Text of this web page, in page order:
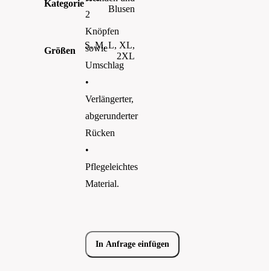
2
Knöpfen
sowie
Umschlag
•
Verlängerter,
abgerunderter
Rücken
•
Pflegeleichtes
Material.
In Anfrage einfügen
Kategorie
Blusen
Größen
S, M, L, XL,
2XL